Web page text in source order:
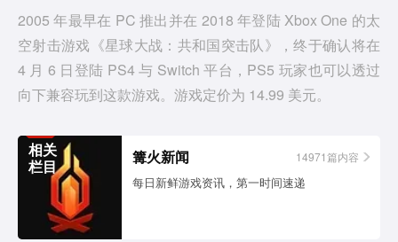
e
o
2005 年最早在 PC 推出并在 2018 年登陆 Xbox One 的太
空射击游戏《星球大战：共和国突击队》，终于确认将在
4 月 6 日登陆 PS4 与 Switch 平台，PS5 玩家也可以透过
向下兼容玩到这款游戏。游戏定价为 14.99 美元。
相关
栏目
篝火新闻 14971篇内容
每日新鲜游戏资讯，第一时间速递